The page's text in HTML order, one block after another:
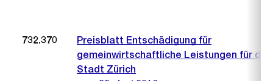
732.370
Preisblatt Entschädigung für
gemeinwirtschaftliche Leistungen für die
Stadt Zürich